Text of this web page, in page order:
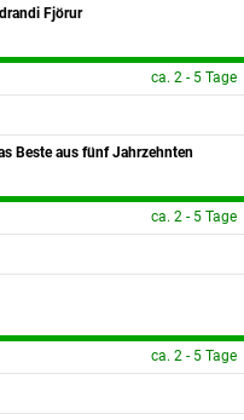
Fjörur
ca. 2 - 5 Tage
Beste aus fünf Jahrzehnten
ca. 2 - 5 Tage
ca. 2 - 5 Tage